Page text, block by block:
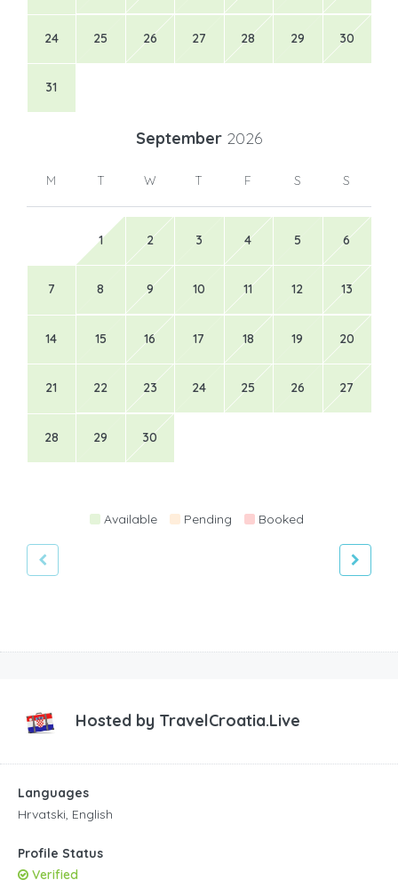
24 25 26 27 28 29 30
31
September 2026
M T W T F S S
1 2 3 4 5 6
7 8 9 10 11 12 13
14 15 16 17 18 19 20
21 22 23 24 25 26 27
28 29 30
Available Pending Booked
Hosted by TravelCroatia.Live
Languages
Hrvatski, English
Profile Status
Verified